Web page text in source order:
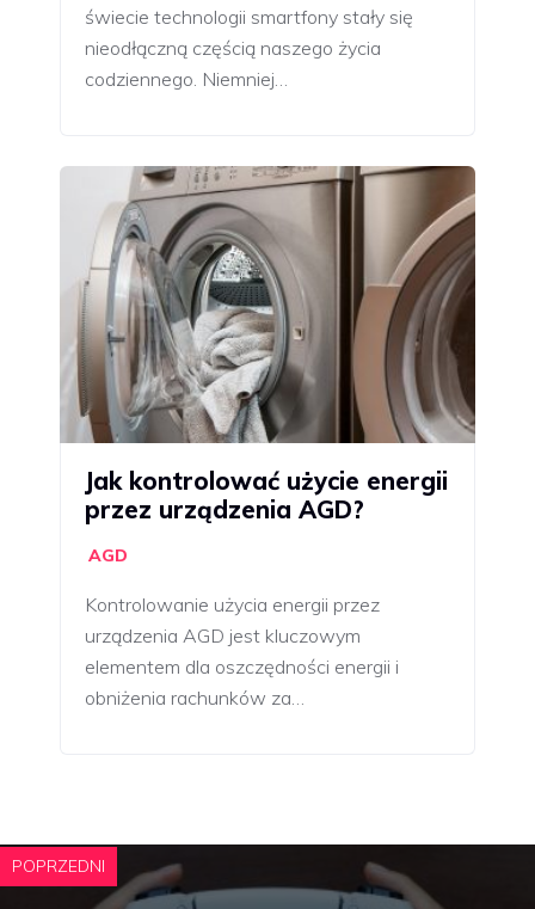
świecie technologii smartfony stały się
nieodłączną częścią naszego życia
codziennego. Niemniej…
Jak kontrolować użycie energii
przez urządzenia AGD?
AGD
Kontrolowanie użycia energii przez
urządzenia AGD jest kluczowym
elementem dla oszczędności energii i
obniżenia rachunków za…
POPRZEDNI